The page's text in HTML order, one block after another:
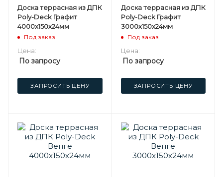
Доска террасная из ДПК
Poly-Deck Графит
4000х150х24мм
Под заказ
Цена:
По запросу
ЗАПРОСИТЬ ЦЕНУ
Доска террасная из ДПК
Poly-Deck Графит
3000х150х24мм
Под заказ
Цена:
По запросу
ЗАПРОСИТЬ ЦЕНУ